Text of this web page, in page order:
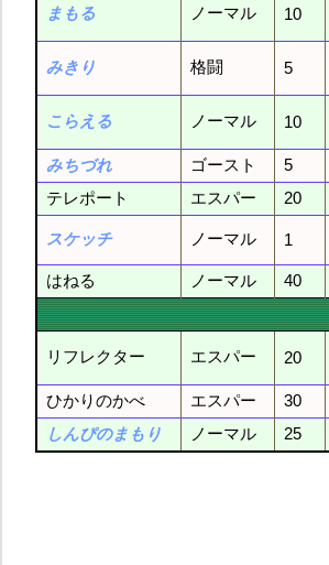
まもる ノーマル 10
みきり 格闘 5
こらえる ノーマル 10
みちづれ
ゴースト 5
テレポート
エスパー 20
スケッチ ノーマル 1
はねる ノーマル 40
リフレクター エスパー 20
ひかりのかべ
エスパー 30
しんぴのまもり
ノーマル 25